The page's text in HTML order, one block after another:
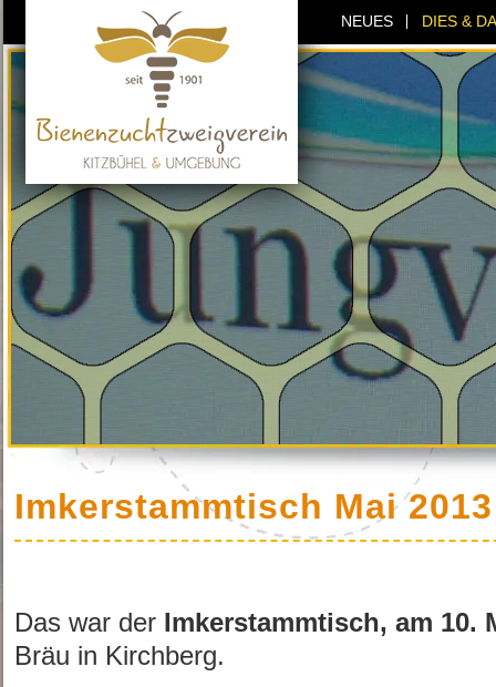
NEUES DIES &
Imkerstammtisch Mai 2013
Das war derImkerstammtisch, am 10.
Bräu in Kirchberg.